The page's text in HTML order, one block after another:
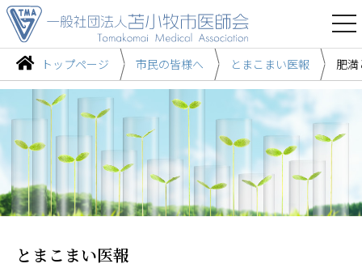
トップページ 市民の皆様へ とまこまい医報 肥
とまこまい医報